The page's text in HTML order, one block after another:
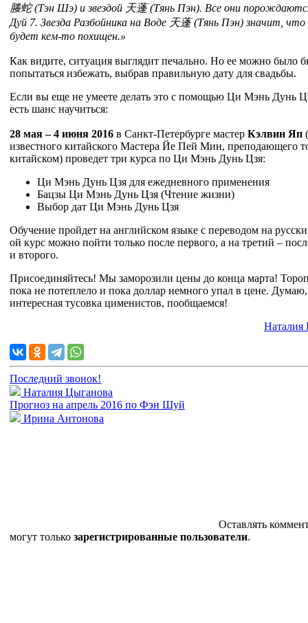
螣蛇 (Тэн Шэ) и звездой 天蓬 (Тянь Пэн). Все они
Дуй 7. Звезда Разбойника на Воде 天蓬 (Тянь Пэн) значит, что
будет кем-то похищен.»
Как видите, ситуация выглядит печально. Но ее можно было
попытаться избежать, выбрав правильную дату для свадьбы.
Если вы еще не умеете делать это с помощью Ци Мэнь Дунь
есть шанс научиться:
28 мая – 4 июня 2016 в Санкт-Петербурге мастер Кэлвин Яп
известного китайского Мастера Йе Пей Мин, преподающего
китайском) проведет три курса по Ци Мэнь Дунь Цзя:
Ци Мэнь Дунь Цзя для ежедневного применения
Бацзы Ци Мэнь Дунь Цзя (Чтение жизни)
Выбор дат Ци Мэнь Дунь Цзя
Обучение пройдет на английском языке с переводом на
ой курс можно пойти только после первого, а на третий –
и второго.
Присоединяйтесь! Мы заморозили цены до конца марта!
пока не потеплело и пока доллар немного упал в цене. Думаю,
интересная тусовка цименистов, пообщаемся!
Наталия
Последний звонок!
Наталия Цыганова
Прогноз на апрель 2016 по Фэн Шуй
Ирина Антонова
Оставлять
могут только зарегистрированные пользователи.